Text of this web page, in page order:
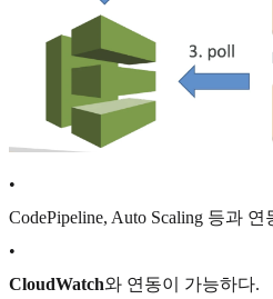
•
CodePipeline, Auto Scaling 등과 연
•
CloudWatch와 연동이 가능하다.